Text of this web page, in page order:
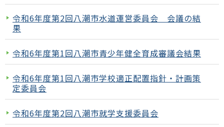
令和6年度第2回八潮市水道運営委員会 会議の結
果
令和6年度第1回八潮市青少年健全育成審議会結果
令和6年度第1回八潮市学校適正配置指針・計画策
定委員会
令和6年度第2回八潮市就学支援委員会